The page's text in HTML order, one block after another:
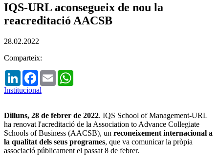
IQS-URL aconsegueix de nou la
reacreditació AACSB
28.02.2022
Comparteix:
LinkedInFacebook
Email
Institucional
Dilluns, 28 de febrer de 2022. IQS School of Management-URL
ha renovat l'acreditació de la Association to Advance Collegiate
Schools of Business (AACSB), un reconeixement internacional a
la qualitat dels seus programes, que va comunicar la pròpia
associació públicament el passat 8 de febrer.